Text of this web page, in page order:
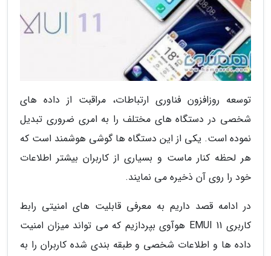
توسعه روزافزون فناوری ارتباطات، مراقبت از داده های
شخصی در دستگاه های مختلف را به امری ضروری تبدیل
نموده است. یکی از این دستگاه ها گوشی هوشمند است که
هر لحظه کنار ماست و بسیاری از کاربران بیشتر اطلاعات
خود را روی آن ذخیره می نمایند.
در ادامه قصد داریم به معرفی قابلیت های امنیتی رابط
کاربری EMUI 11 هوآوی بپردازیم که می تواند میزان امنیت
داده ها و اطلاعات شخصی و طبقه بندی شده کاربران را به